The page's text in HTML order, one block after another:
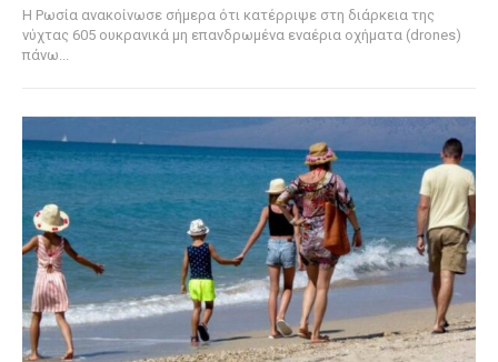
Η Ρωσία ανακοίνωσε σήμερα ότι κατέρριψε στη διάρκεια της
νύχτας 605 ουκρανικά μη επανδρωμένα εναέρια οχήματα (drones)
πάνω...